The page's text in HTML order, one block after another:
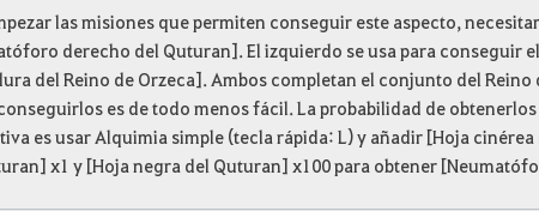
las misiones que permiten conseguir este aspecto,
derecho del Quturan]. El izquierdo se usa para conseguir
del Reino de Orzeca]. Ambos completan el conjunto del Reino
es de todo menos fácil. La probabilidad de
es usar Alquimia simple (tecla rápida: L) y añadir [Hoja
x1 y [Hoja negra del Quturan] x100 para obtener